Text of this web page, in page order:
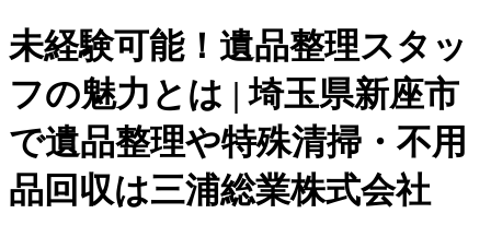
未経験可能！遺品整理スタッ
フの魅力とは | 埼玉県新座市
で遺品整理や特殊清掃・不用
品回収は三浦総業株式会社